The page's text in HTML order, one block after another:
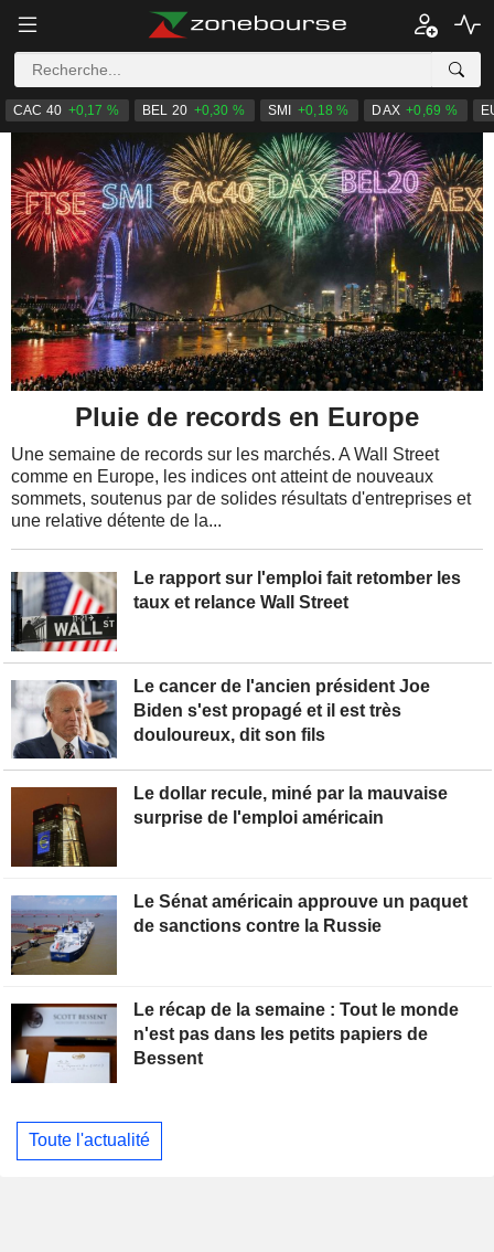
CAC 40 +0,17 % BEL 20 +0,30 % SMI +0,18 % DAX +0,69 %
Le rapport sur l'emploi fait retomber les
taux et relance Wall Street
Le cancer de l'ancien président Joe
Biden s'est propagé et il est très
douloureux, dit son fils
Pluie de records en Europe
Une semaine de records sur les marchés. A Wall Street
comme en Europe, les indices ont atteint de nouveaux
sommets, soutenus par de solides résultats d'entreprises et
une relative détente de la...
Le dollar recule, miné par la mauvaise
surprise de l'emploi américain
Le Sénat américain approuve un paquet
de sanctions contre la Russie
Le récap de la semaine : Tout le monde
n'est pas dans les petits papiers de
Bessent
Toute l'actualité